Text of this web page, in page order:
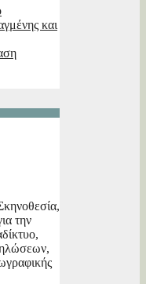
και
την